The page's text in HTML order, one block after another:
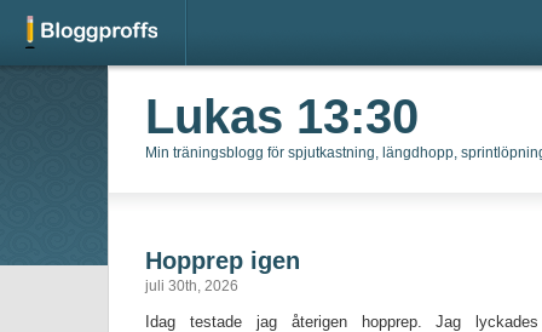
Lukas 13:30
Min träningsblogg för spjutkastning, längdhopp,
Hopprep igen
juli 30th, 2026
Idag testade jag återigen hopprep. Jag